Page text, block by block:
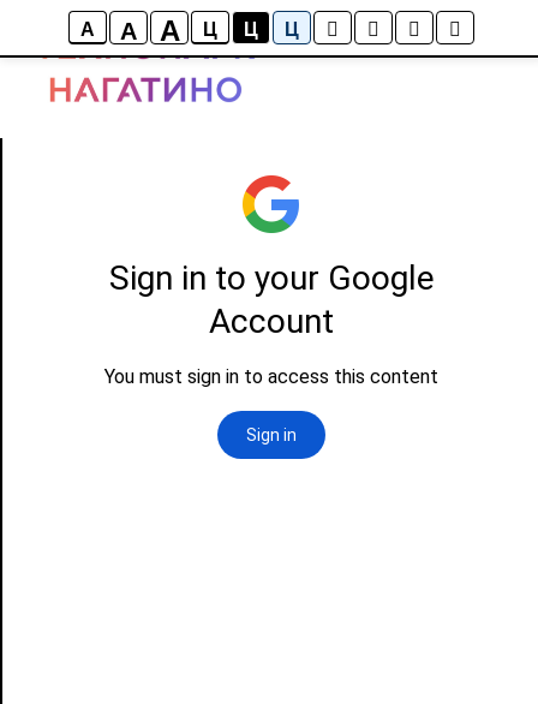
A A A Ц Ц Ц
display: flex; justify-content: center